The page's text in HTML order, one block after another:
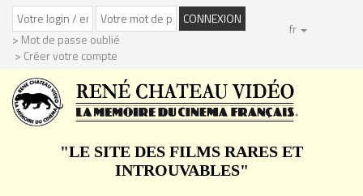
> Mot de passe oublié
> Créer votre compte
fr
"LE SITE DES FILMS RARES ET
INTROUVABLES"